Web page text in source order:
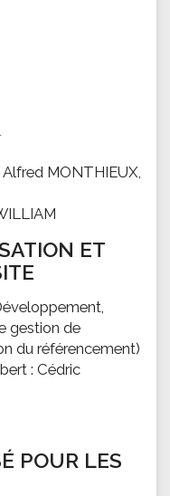
Alfred MONTHIEUX,
ET
gestion de
du référencement)
: Cédric
POUR LES